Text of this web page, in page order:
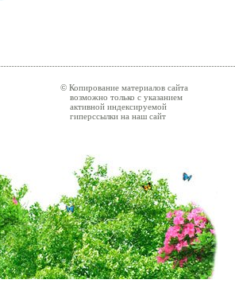
© Копирование материалов сайта
возможно только с указанием
активной индексируемой
гиперссылки на наш сайт